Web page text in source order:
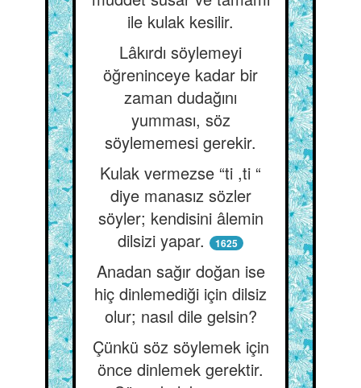
ile kulak kesilir.
Lâkırdı söylemeyi
öğreninceye kadar bir
zaman dudağını
yumması, söz
söylememesi gerekir.
Kulak vermezse “ti ,ti “
diye manasız sözler
söyler; kendisini âlemin
dilsizi yapar.
1625
Anadan sağır doğan ise
hiç dinlemediği için dilsiz
olur; nasıl dile gelsin?
Çünkü söz söylemek için
önce dinlemek gerektir.